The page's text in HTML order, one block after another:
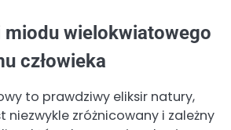
miodu wielokwiatowego
człowieka
to prawdziwy eliksir natury,
niezwykle zróżnicowany i zależny